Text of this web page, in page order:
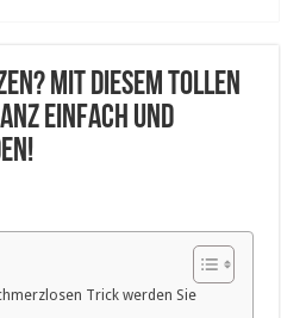
Mit diesem tollen
einfach und
Trick werden Sie